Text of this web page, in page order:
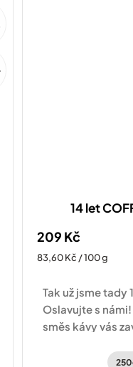
14 let
209 Kč
Měrná
83,60 Kč / 100 g
Tak už jsme tady
Oslavujte s
směs kávy vás
Hondurasu a